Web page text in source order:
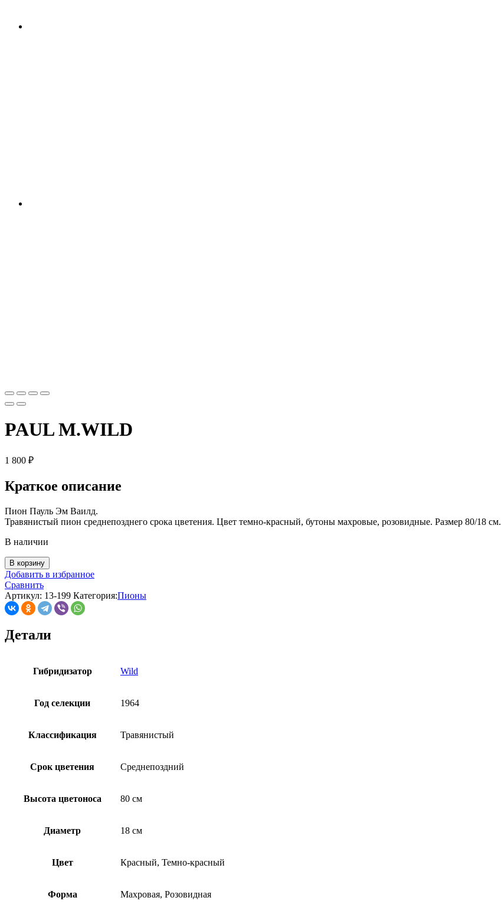
PAUL M.WILD
1 800 ₽
Краткое описание
Пион Пауль Эм Ваилд.
Травянистый пион среднепозднего срока цветения. Цвет темно-красный, бутоны махровые, розовидные. Размер 80/18 см.
В наличии
В корзину
Добавить в избранное
Сравнить
Артикул: 13-199 Категория:Пионы
Детали
Гибридизатор Wild
Год селекции 1964
Классификация Травянистый
Срок цветения Среднепоздний
Высота цветоноса 80 см
Диаметр 18 см
Цвет Красный, Темно-красный
Форма Махровая, Розовидная